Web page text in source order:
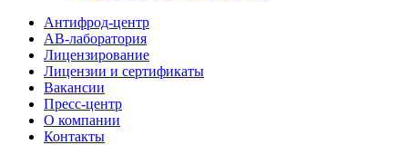
Антифрод-центр
АВ-лаборатория
Лицензирование
Лицензии и сертификаты
Вакансии
Пресс-центр
О компании
Контакты